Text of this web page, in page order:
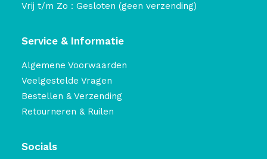
Vrij t/m Zo : Gesloten (geen verzending)
Service & Informatie
Algemene Voorwaarden
Veelgestelde Vragen
Bestellen & Verzending
Retourneren & Ruilen
Socials